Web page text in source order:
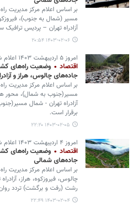
بر اساس اعلام مرکز مدیریت
مسیر (شمال به جنوب)،
آزادراه تهران – پردیس ترافیک
۱۴۰۳-۰۲-۰۶ ۲۰:۵۴
امروز ۵ اردیبهشت ۱۴۰۳ اعلام شد
اقتصاد
وضعیت راه‌های
جاده‌های چالوس، هراز و
بر اساس اعلام مرکز مدیریت
مسیر(جنوب به شمال)، محور
آزادراه تهران - شمال
برقرار است.
۱۴۰۳-۰۲-۰۵ ۲۲:۲۰
امروز ۴ اردیبهشت ۱۴۰۳ اعلام شد
اقتصاد
وضعیت راه‌های
جاده‌های شمالی
بر اساس اعلام مرکز مدیریت
چالوس، فیروزکوه، هراز،
رشت (رفت و برگشت) تردد روان
۱۴۰۳-۰۲-۰۴ ۲۲:۴۹